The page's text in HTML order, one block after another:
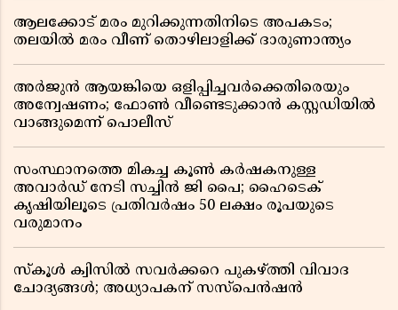
ആലക്കോട് മരം മുറിക്കുന്നതിനിടെ അപകടം;
തലയിൽ മരം വീണ് തൊഴിലാളിക്ക് ദാരുണാന്ത്യം
അർജുൻ ആയങ്കിയെ ഒളിപ്പിച്ചവർക്കെതിരെയും
അന്വേഷണം; ഫോൺ വീണ്ടെടുക്കാൻ കസ്റ്റഡിയിൽ
വാങ്ങുമെന്ന് പൊലീസ്
സംസ്ഥാനത്തെ മികച്ച കൂൺ കർഷകനുള്ള
അവാർഡ് നേടി സച്ചിൻ ജി പൈ; ഹൈടെക്
കൃഷിയിലൂടെ പ്രതിവർഷം 50 ലക്ഷം രൂപയുടെ
വരുമാനം
സ്കൂൾ ക്വിസിൽ സവർക്കറെ പുകഴ്ത്തി വിവാദ
ചോദ്യങ്ങൾ; അധ്യാപകന് സസ്പെൻഷൻ